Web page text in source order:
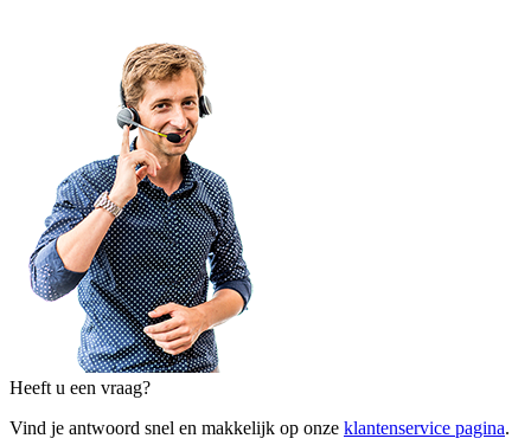
Heeft u een vraag?
Vind je antwoord snel en makkelijk op onze klantenservice pagina.